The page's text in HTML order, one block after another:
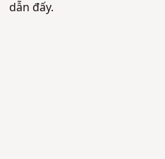
dẫn đấy.